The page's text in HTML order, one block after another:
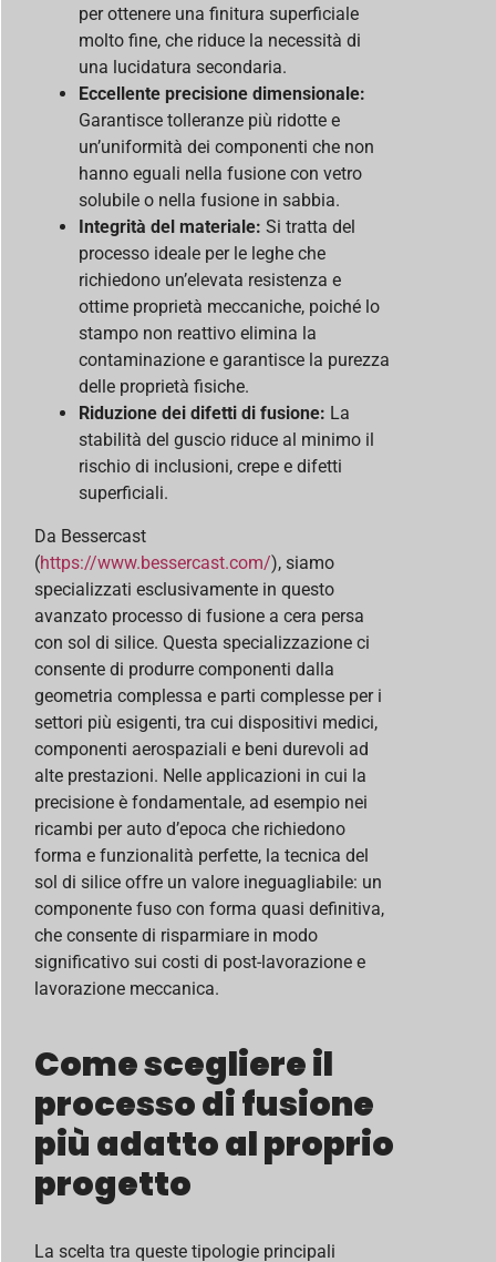
per ottenere una finitura superficiale
molto fine, che riduce la necessità di
una lucidatura secondaria.
Eccellente precisione dimensionale:
Garantisce tolleranze più ridotte e
un’uniformità dei componenti che non
hanno eguali nella fusione con vetro
solubile o nella fusione in sabbia.
Integrità del materiale: Si tratta del
processo ideale per le leghe che
richiedono un’elevata resistenza e
ottime proprietà meccaniche, poiché lo
stampo non reattivo elimina la
contaminazione e garantisce la purezza
delle proprietà fisiche.
Riduzione dei difetti di fusione: La
stabilità del guscio riduce al minimo il
rischio di inclusioni, crepe e difetti
superficiali.
Da Bessercast
(https://www.bessercast.com/), siamo
specializzati esclusivamente in questo
avanzato processo di fusione a cera persa
con sol di silice. Questa specializzazione ci
consente di produrre componenti dalla
geometria complessa e parti complesse per i
settori più esigenti, tra cui dispositivi medici,
componenti aerospaziali e beni durevoli ad
alte prestazioni. Nelle applicazioni in cui la
precisione è fondamentale, ad esempio nei
ricambi per auto d’epoca che richiedono
forma e funzionalità perfette, la tecnica del
sol di silice offre un valore ineguagliabile: un
componente fuso con forma quasi definitiva,
che consente di risparmiare in modo
significativo sui costi di post-lavorazione e
lavorazione meccanica.
Come scegliere il
processo di fusione
più adatto al proprio
progetto
La scelta tra queste tipologie principali